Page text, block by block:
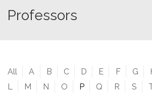
Professors
All A B C D E F G
L
M N O P Q R S